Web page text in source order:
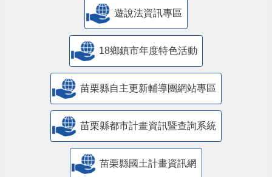
遊說法資訊專區
18鄉鎮市年度特色活動
苗栗縣自主更新輔導團網站專區
苗栗縣都市計畫資訊暨查詢系統
苗栗縣國土計畫資訊網